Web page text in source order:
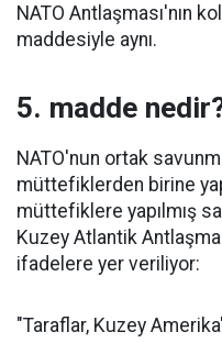
NATO Antlaşması'nın
maddesiyle aynı.
5. madde
NATO'nun ortak
müttefiklerden birine
müttefiklere yapılmış
Kuzey Atlantik
ifadelere yer veriliyor:
"Taraflar, Kuzey